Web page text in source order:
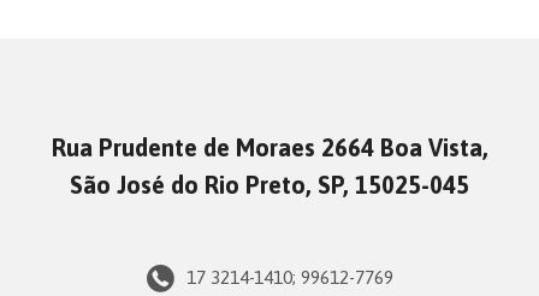
Rua Prudente de Moraes 2664 Boa Vista,
São José do Rio Preto, SP, 15025-045
17 3214-1410; 99612-7769